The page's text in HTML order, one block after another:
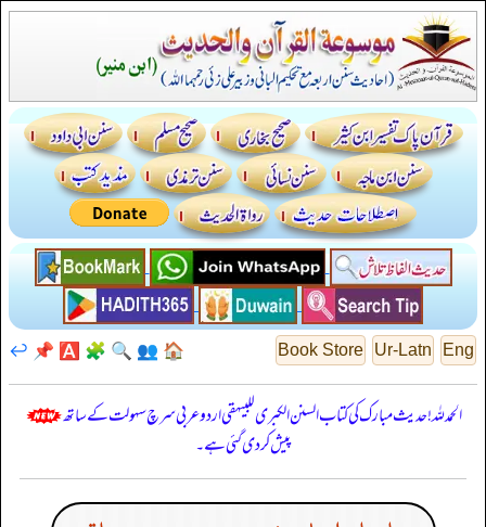
Eng
Ur-Latn
Book Store
🏠
👥
🔍
🧩
🅰️
📌
↩️
الحمدللہ! حدیث مبارک کی کتاب السنن الكبرى للبيهقي اردو عربی سرچ سہولت کے ساتھ
پیش کر دی گئی ہے۔